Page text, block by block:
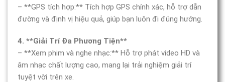
– **GPS tích hợp:** Tích hợp GPS chính xác, hỗ trợ dẫn
đường và định vị hiệu quả, giúp bạn luôn đi đúng hướng.
4. **Giải Trí Đa Phương Tiện**
– **Xem phim và nghe nhạc:** Hỗ trợ phát video HD và
âm nhạc chất lượng cao, mang lại trải nghiệm giải trí
tuyệt vời trên xe.